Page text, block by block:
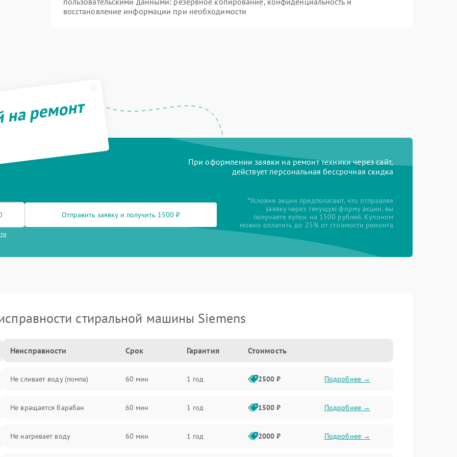
восстановление информации при необходимости
ремонт
При оформлении заявки на ремонт техники через сайт,
действует персональная бессрочная скидка
Отправить заявку и получить 1500 ₽
*Условия акции предполагают, что отправляя
заявку через текущую форму акции, вы
получаете купон на 1500 рублей. Купоном
можно оплатить до 25% от стоимости ремонта
стиральной машины Siemens
Неисправности Срок Гарантия Стоимость
Не сливает воду (помпа) 60 мин 1 год 2500 ₽ Подробнее →
Не вращается барабан 60 мин 1 год 1500 ₽ Подробнее →
Не нагревает воду 60 мин 1 год 2000 ₽ Подробнее →